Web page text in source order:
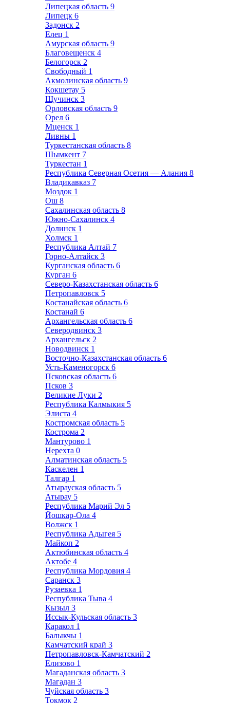
Липецкая область 9
Липецк 6
Задонск 2
Елец 1
Амурская область 9
Благовещенск 4
Белогорск 2
Свободный 1
Акмолинская область 9
Кокшетау 5
Щучинск 3
Орловская область 9
Орел 6
Мценск 1
Ливны 1
Туркестанская область 8
Шымкент 7
Туркестан 1
Республика Северная Осетия — Алания 8
Владикавказ 7
Моздок 1
Ош 8
Сахалинская область 8
Южно-Сахалинск 4
Долинск 1
Холмск 1
Республика Алтай 7
Горно-Алтайск 3
Курганская область 6
Курган 6
Северо-Казахстанская область 6
Петропавловск 5
Костанайская область 6
Костанай 6
Архангельская область 6
Северодвинск 3
Архангельск 2
Новодвинск 1
Восточно-Казахстанская область 6
Усть-Каменогорск 6
Псковская область 6
Псков 3
Великие Луки 2
Республика Калмыкия 5
Элиста 4
Костромская область 5
Кострома 2
Мантурово 1
Нерехта 0
Алматинская область 5
Каскелен 1
Талгар 1
Атырауская область 5
Атырау 5
Республика Марий Эл 5
Йошкар-Ола 4
Волжск 1
Республика Адыгея 5
Майкоп 2
Актюбинская область 4
Актобе 4
Республика Мордовия 4
Саранск 3
Рузаевка 1
Республика Тыва 4
Кызыл 3
Иссык-Кульская область 3
Каракол 1
Балыкчы 1
Камчатский край 3
Петропавловск-Камчатский 2
Елизово 1
Магаданская область 3
Магадан 3
Чуйская область 3
Токмок 2